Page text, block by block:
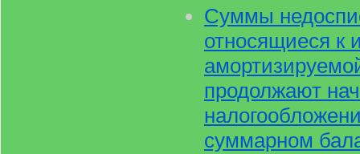
Суммы
относящиеся к
продолжают
суммарном